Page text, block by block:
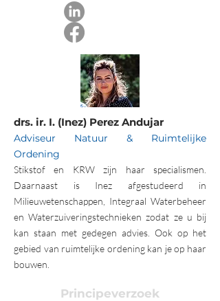
drs. ir. I. (Inez) Perez Andujar
Adviseur Natuur & Ruimtelijke
Ordening
Stikstof en KRW zijn haar specialismen.
Daarnaast is Inez afgestudeerd in
Milieuwetenschappen, Integraal Waterbeheer
en Waterzuiveringstechnieken zodat ze u bij
kan staan met gedegen advies. Ook op het
gebied van ruimtelijke ordening kan je op haar
bouwen.
Principeverzoek